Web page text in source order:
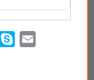
WhatsApp
Skype